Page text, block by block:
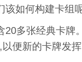
该如何构建卡组
20多张经典卡牌
便新的卡牌发